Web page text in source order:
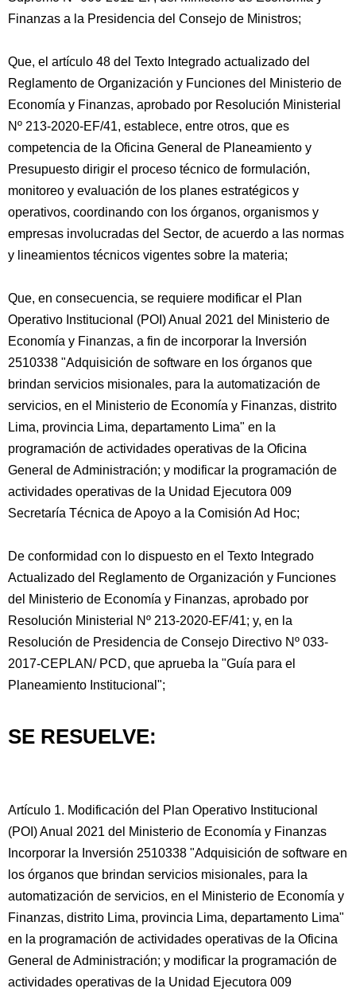
Finanzas a la Presidencia del Consejo de Ministros;
Que, el artículo 48 del Texto Integrado actualizado del
Reglamento de Organización y Funciones del Ministerio de
Economía y Finanzas, aprobado por Resolución Ministerial
Nº 213-2020-EF/41, establece, entre otros, que es
competencia de la Oficina General de Planeamiento y
Presupuesto dirigir el proceso técnico de formulación,
monitoreo y evaluación de los planes estratégicos y
operativos, coordinando con los órganos, organismos y
empresas involucradas del Sector, de acuerdo a las normas
y lineamientos técnicos vigentes sobre la materia;
Que, en consecuencia, se requiere modificar el Plan
Operativo Institucional (POI) Anual 2021 del Ministerio de
Economía y Finanzas, a fin de incorporar la Inversión
2510338 "Adquisición de software en los órganos que
brindan servicios misionales, para la automatización de
servicios, en el Ministerio de Economía y Finanzas, distrito
Lima, provincia Lima, departamento Lima" en la
programación de actividades operativas de la Oficina
General de Administración; y modificar la programación de
actividades operativas de la Unidad Ejecutora 009
Secretaría Técnica de Apoyo a la Comisión Ad Hoc;
De conformidad con lo dispuesto en el Texto Integrado
Actualizado del Reglamento de Organización y Funciones
del Ministerio de Economía y Finanzas, aprobado por
Resolución Ministerial Nº 213-2020-EF/41; y, en la
Resolución de Presidencia de Consejo Directivo Nº 033-
2017-CEPLAN/ PCD, que aprueba la "Guía para el
Planeamiento Institucional";
SE RESUELVE:
Artículo 1. Modificación del Plan Operativo Institucional
(POI) Anual 2021 del Ministerio de Economía y Finanzas
Incorporar la Inversión 2510338 "Adquisición de software en
los órganos que brindan servicios misionales, para la
automatización de servicios, en el Ministerio de Economía y
Finanzas, distrito Lima, provincia Lima, departamento Lima"
en la programación de actividades operativas de la Oficina
General de Administración; y modificar la programación de
actividades operativas de la Unidad Ejecutora 009